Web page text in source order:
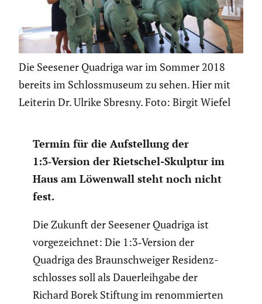
Die Seesener Quadriga war im Sommer 2018
bereits im Schlossmuseum zu sehen. Hier mit
Leiterin Dr. Ulrike Sbresny. Foto: Birgit Wiefel
Termin für die Aufstel­lung der
1:3‑Version der Rietschel-Skulptur im
Haus am Löwenwall steht noch nicht
fest.
Die Zukunft der Seesener Quadriga ist
vorge­zeichnet: Die 1:3‑Version der
Quadriga des Braun­schweiger Residenz­
schlosses soll als Dauer­leih­gabe der
Richard Borek Stiftung im renom­mierten